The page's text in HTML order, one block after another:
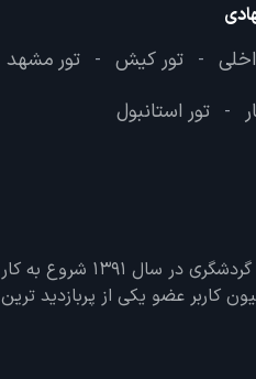
- تور کیش - تور مشهد
- تور استانبول
وب سایت لحظه آخر با هدف ایجاد بانکی جامع در تمامی زمینه های گردشگری در سال 1391 شروع به کار
کاربر عضو یکی از پربازدید ترین